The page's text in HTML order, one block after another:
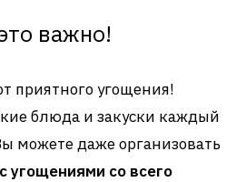
важно!
приятного угощения!
блюда и закуски каждый
можете даже организовать
угощениями со всего